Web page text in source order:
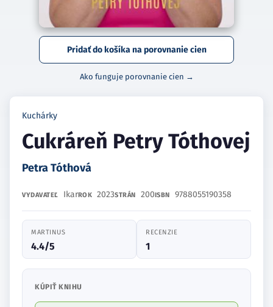
Pridať do košíka na porovnanie cien
Ako funguje porovnanie cien →
Kuchárky
Cukráreň Petry Tóthovej
Petra Tóthová
VYDAVATEĽ IkarROK 2023STRÁN 200ISBN 9788055190358
MARTINUS
4.4/5
RECENZIE
1
KÚPIŤ KNIHU